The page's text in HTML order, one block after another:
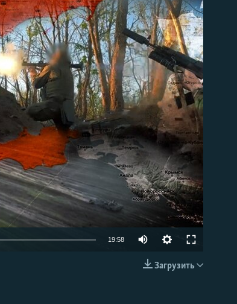
EMBED
19:58
240p
Загрузить